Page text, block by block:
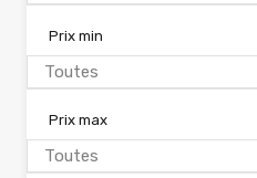
Prix min
Toutes
Prix max
Toutes